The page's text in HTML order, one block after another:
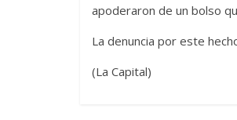
apoderaron de un bolso
La denuncia por este
(La Capital)